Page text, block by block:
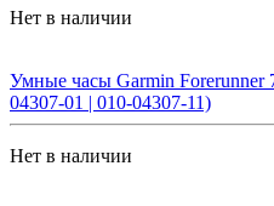
Нет в наличии
Умные часы Garmin Forerunner
04307-01 | 010-04307-11)
Нет в наличии